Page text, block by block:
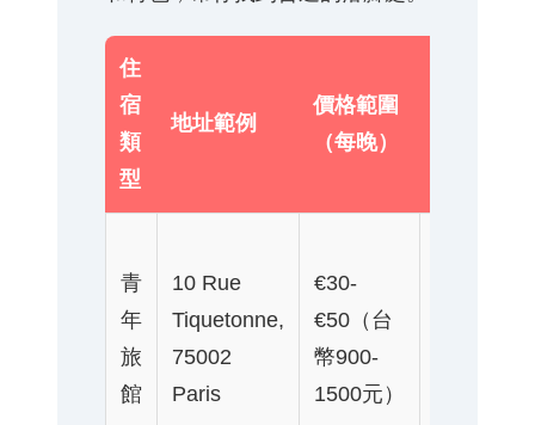
住
宿
類
型
地址範例
價格範圍
（每晚）
青
年
旅
館
10 Rue
Tiquetonne,
75002
Paris
€30-
€50（台
幣900-
1500元）